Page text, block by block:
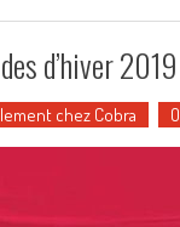
d’hiver
chez Cobra